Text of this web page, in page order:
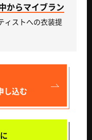
からマイブラン
ィストへの衣装提
し込む